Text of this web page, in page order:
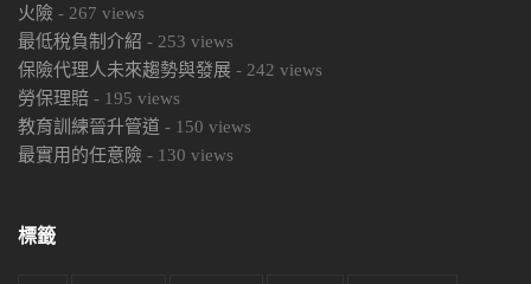
火險 - 267 views
最低稅負制介紹 - 253 views
保險代理人未來趨勢與發展 - 242 views
勞保理賠 - 195 views
教育訓練晉升管道 - 150 views
最實用的任意險 - 130 views
標籤